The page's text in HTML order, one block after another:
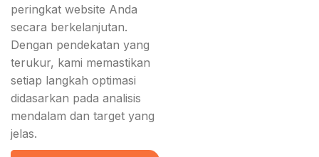
peringkat website Anda
secara berkelanjutan.
Dengan pendekatan yang
terukur, kami memastikan
setiap langkah optimasi
didasarkan pada analisis
mendalam dan target yang
jelas.